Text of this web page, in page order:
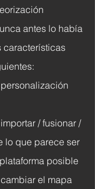
antes lo había
características
/ fusionar /
lo que parece ser
posible
el mapa